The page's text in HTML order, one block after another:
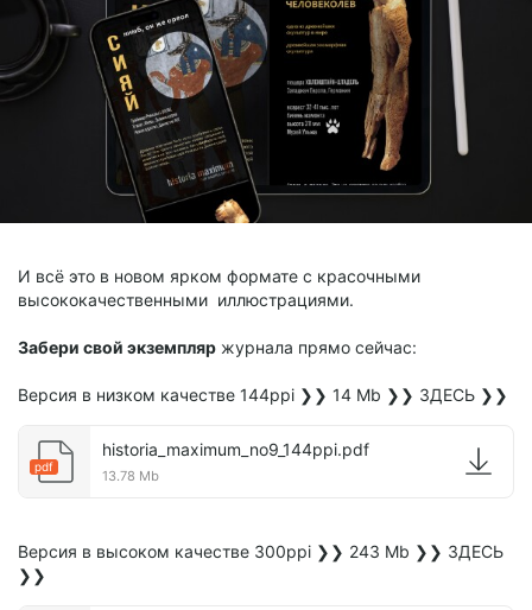
И всё это в новом ярком формате с красочными
высококачественными иллюстрациями.
Забери свой экземпляр журнала прямо сейчас:
Версия в низком качестве 144ppi ❯❯ 14 Mb ❯❯ ЗДЕСЬ ❯❯
pdf
historia_maximum_no9_144ppi.pdf
13.78 Mb
Версия в высоком качестве 300ppi ❯❯ 243 Mb ❯❯ ЗДЕСЬ
❯❯